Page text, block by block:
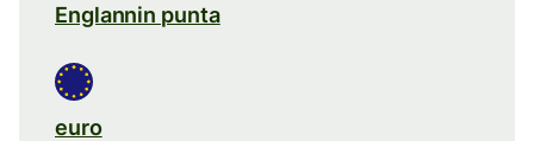
Englannin punta
euro